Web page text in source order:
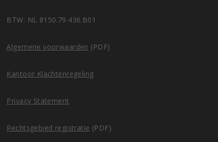
BTW: NL 8150.79.436.B01
Algemene voorwaarden (PDF)
Kantoor Klachtenregeling
Privacy Statement
Rechtsgebied registratie (PDF)